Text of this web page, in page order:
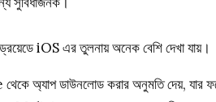
iOS এর তুলনায় অনেক বেশি দেখা যায়।
অ্যাপ ডাউনলোড করার অনুমতি দেয়, যার